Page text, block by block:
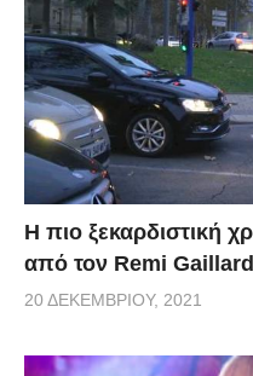
Η πιο ξεκαρδιστική
από τον Remi
20 ΔΕΚΕΜΒΡΊΟΥ, 2021